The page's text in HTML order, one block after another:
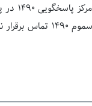
ضمن بازی،
صورت بروز مشکل با مركز اورژانس